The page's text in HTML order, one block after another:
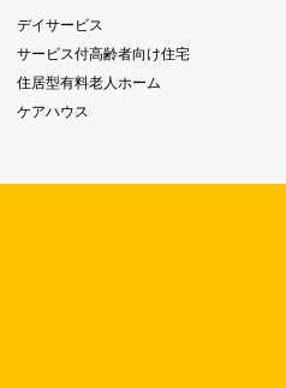
デイサービス
サービス付高齢者向け住宅
住居型有料老人ホーム
ケアハウス